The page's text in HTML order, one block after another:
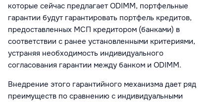
которые сейчас предлагает ODIMM, портфельные
гарантии будут гарантировать портфель кредитов,
предоставленных МСП кредитором (банками) в
соответствии с ранее установленными критериями,
устраняя необходимость индивидуального
согласования гарантии между банком и ODIMM.
Внедрение этого гарантийного механизма дает ряд
преимуществ по сравнению с индивидуальными